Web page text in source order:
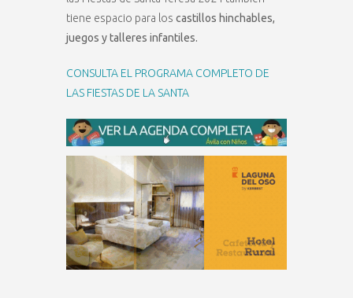
tiene espacio para los castillos hinchables,
juegos y talleres infantiles.
CONSULTA EL PROGRAMA COMPLETO DE
LAS FIESTAS DE LA SANTA